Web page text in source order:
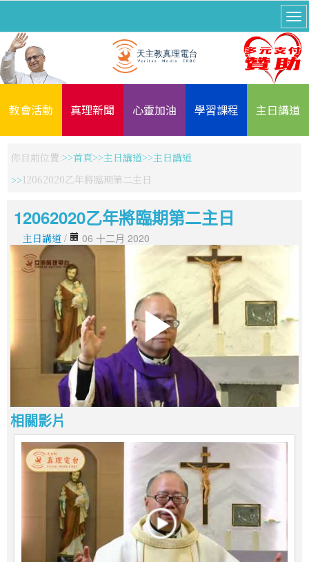
教會活動 真理新聞 心靈加油 學習課程 主日講道
你目前位置: 首頁 主日講道
主日講道
12062020乙年將臨期第二主日
12062020乙年將臨期第二主日
主日講道 / 06 十二月 2020
相關影片